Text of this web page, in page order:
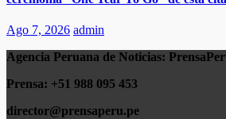
Ago 7, 2026 admin
Agencia Peruana de Noticias:
Prensa: +51 988 095 453
director@prensaperu.pe